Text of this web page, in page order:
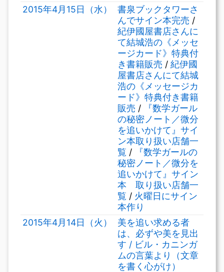
2015年4月15日（水）
書泉ブックタワーさ
んでサイン本完売 /
紀伊國屋書店さんに
て結城浩の《メッセ
ージカード》特典付
き書籍販売 / 紀伊國
屋書店さんにて結城
浩の《メッセージカ
ード》特典付き書籍
販売 /
『数学ガール
の秘密ノート／微分
を追いかけて』サイ
ン本取り扱い店舗一
覧 /
『数学ガールの
秘密ノート／微分を
追いかけて』サイン
本 取り扱い店舗一
覧 / 火曜日にサイン
本作り
2015年4月14日（火）
美を追い求める者
は、必ずや美を見出
す / ビル・カニンガ
ムの言葉より（文章
を書く心がけ）